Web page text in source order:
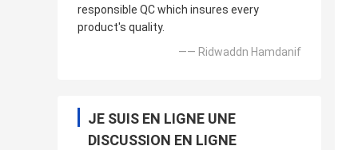
responsible QC which insures every
product's quality.
—— Ridwaddn Hamdanif
JE SUIS EN LIGNE UNE
DISCUSSION EN LIGNE